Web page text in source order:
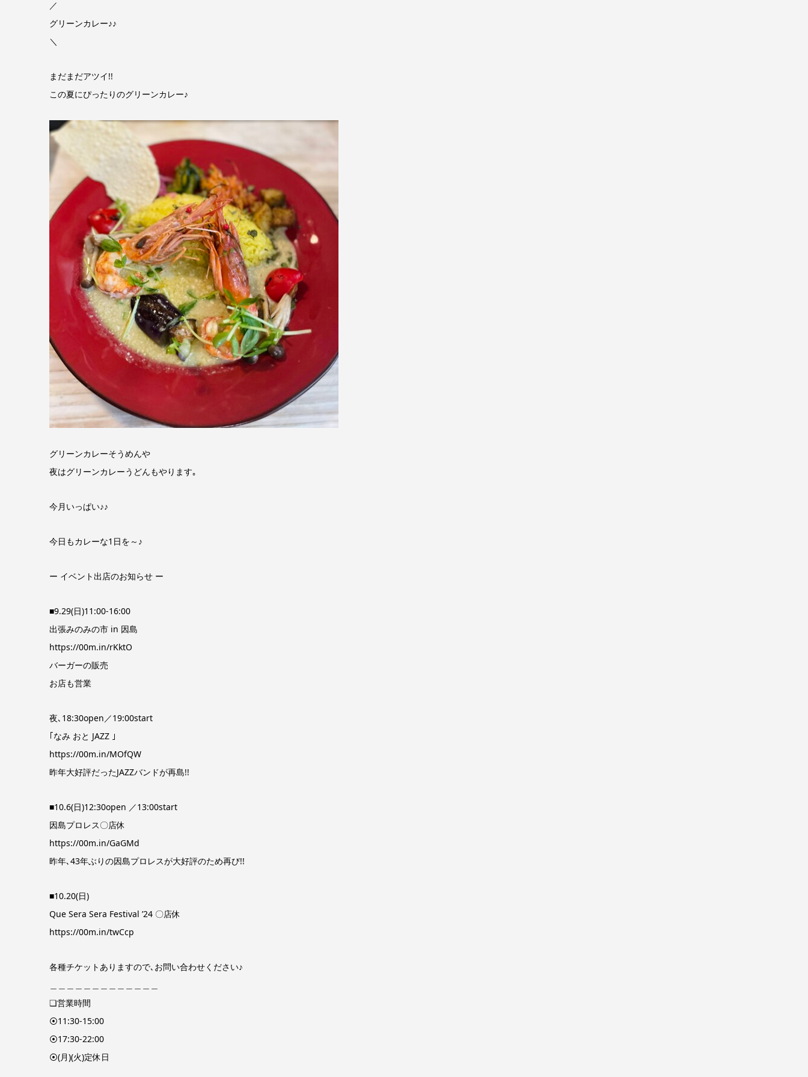
／
グリーンカレー♪♪
＼
まだまだアツイ!!
この夏にぴったりのグリーンカレー♪
グリーンカレーそうめんや
夜はグリーンカレーうどんもやります｡
今月いっぱい♪♪
今日もカレーな1日を～♪
ー イベント出店のお知らせ ー
■9.29(日)11:00-16:00
出張みのみの市 in 因島
https://00m.in/rKktO
バーガーの販売
お店も営業
夜､18:30open／19:00start
｢なみ おと JAZZ ｣
https://00m.in/MOfQW
昨年大好評だったJAZZバンドが再島!!
■10.6(日)12:30open ／13:00start
因島プロレス〇店休
https://00m.in/GaGMd
昨年､43年ぶりの因島プロレスが大好評のため再び!!
■10.20(日)
Que Sera Sera Festival ’24 〇店休
https://00m.in/twCcp
各種チケットありますので､お問い合わせください♪
❏営業時間
⦿11:30-15:00
⦿17:30-22:00
⦿(月)(火)定休日